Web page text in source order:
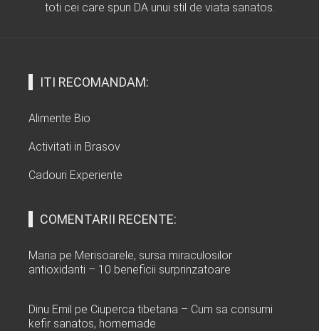
toti cei care spun DA unui stil de viata sanatos.
ITI RECOMANDAM:
Alimente Bio
Activitati in Brasov
Cadouri Experiente
COMENTARII RECENTE:
Maria pe Merisoarele, sursa miraculosilor
antioxidanti – 10 beneficii surprinzatoare
Dinu Emil pe Ciuperca tibetana – Cum sa consumi
kefir sanatos, homemade